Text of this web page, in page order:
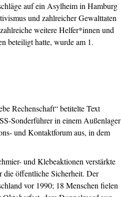
auf ein Asylheim in Hamburg
und zahlreicher Gewalttaten
weitere Helfer*innen und
beteiligt hatte, wurde am 1.
Rechenschaft“ betitelte Text
Sonderführer in einem Außenlager
und Kontaktforum aus, in dem
und Klebeaktionen verstärkte
die öffentliche Sicherheit. Der
vor 1990; 18 Menschen fielen